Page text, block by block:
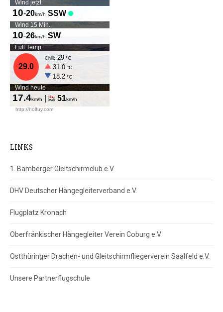
LINKS
1. Bamberger Gleitschirmclub e.V
DHV Deutscher Hängegleiterverband e.V.
Flugplatz Kronach
Oberfränkischer Hängegleiter Verein Coburg e.V
Ostthüringer Drachen- und Gleitschirmfliegerverein Saalfeld e.V.
Unsere Partnerflugschule